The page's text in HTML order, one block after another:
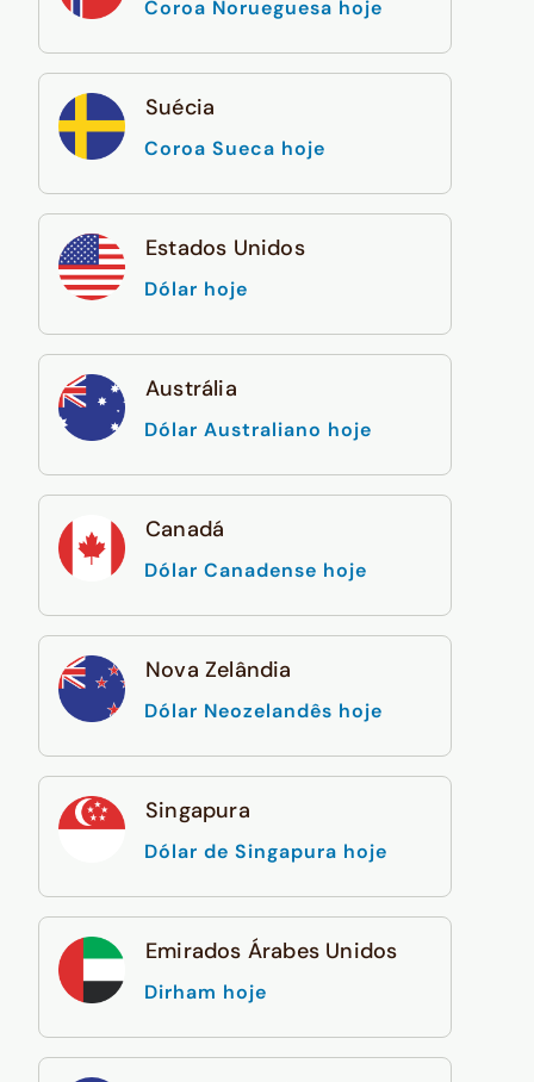
Coroa Norueguesa hoje
Suécia
Coroa Sueca hoje
Estados Unidos
Dólar hoje
Austrália
Dólar Australiano hoje
Canadá
Dólar Canadense hoje
Nova Zelândia
Dólar Neozelandês hoje
Singapura
Dólar de Singapura hoje
Emirados Árabes Unidos
Dirham hoje